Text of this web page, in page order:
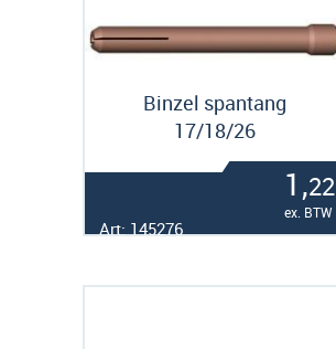
Binzel spantang
17/18/26
1,22
ex. BTW
Art: 145276